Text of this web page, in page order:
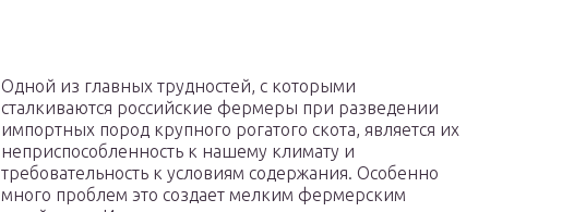
Одной из главных трудностей, с которыми
сталкиваются российские фермеры при разведении
импортных пород крупного рогатого скота, является их
неприспособленность к нашему климату и
требовательность к условиям содержания. Особенно
много проблем это создает мелким фермерским